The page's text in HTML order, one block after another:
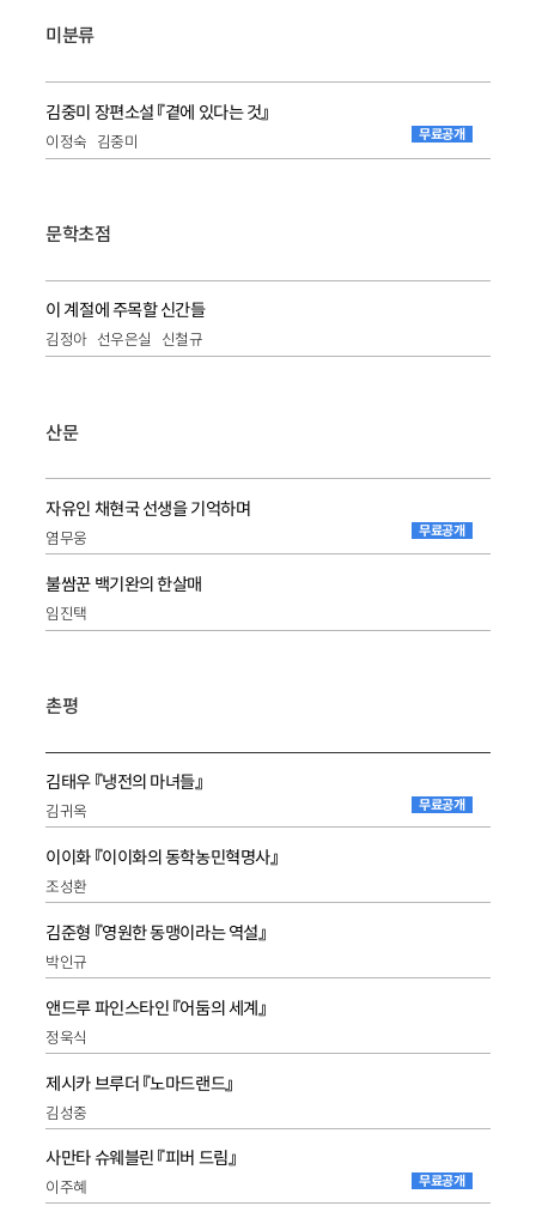
미분류
김중미 장편소설 『곁에 있다는 것』
이정숙 김중미 무료공개
문학초점
이 계절에 주목할 신간들
김정아 선우은실 신철규
산문
자유인 채현국 선생을 기억하며
염무웅 무료공개
불쌈꾼 백기완의 한살매
임진택
촌평
김태우 『냉전의 마녀들』
김귀옥 무료공개
이이화 『이이화의 동학농민혁명사』
조성환
김준형 『영원한 동맹이라는 역설』
박인규
앤드루 파인스타인 『어둠의 세계』
정욱식
제시카 브루더 『노마드랜드』
김성중
사만타 슈웨블린 『피버 드림』
이주혜 무료공개